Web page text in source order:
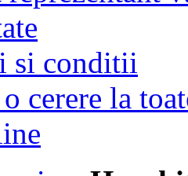
si conditii
cerere la